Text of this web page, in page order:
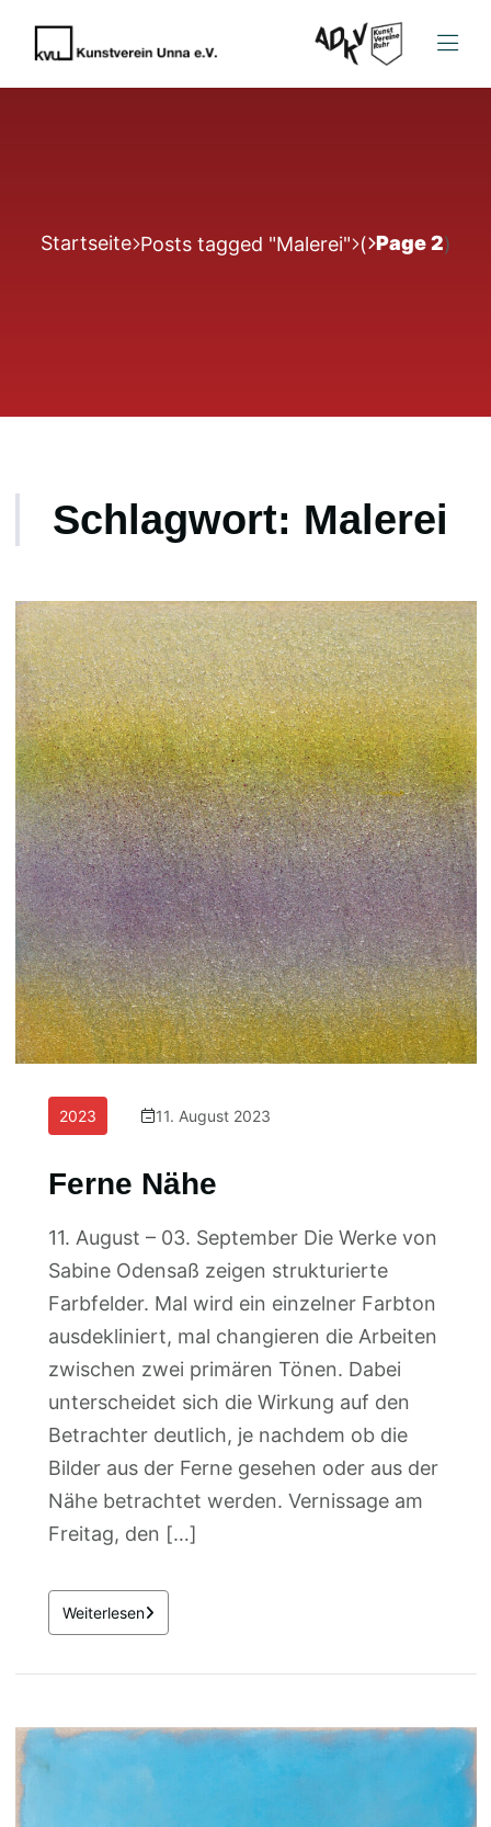
Startseite Posts tagged "Malerei" ( Page 2)
Schlagwort: Malerei
2023 11. August 2023
Ferne Nähe
11. August – 03. September Die Werke von
Sabine Odensaß zeigen strukturierte
Farbfelder. Mal wird ein einzelner Farbton
ausdekliniert, mal changieren die Arbeiten
zwischen zwei primären Tönen. Dabei
unterscheidet sich die Wirkung auf den
Betrachter deutlich, je nachdem ob die
Bilder aus der Ferne gesehen oder aus der
Nähe betrachtet werden. Vernissage am
Freitag, den […]
Weiterlesen